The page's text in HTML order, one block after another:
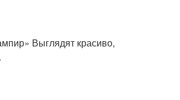
Выглядят красиво,